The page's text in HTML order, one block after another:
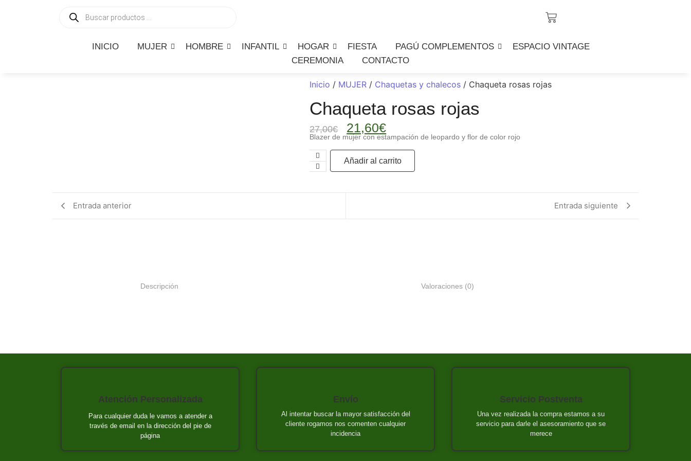
INICIO MUJER HOMBRE INFANTIL HOGAR FIESTA PAGÚ COMPLEMENTOS
ESPACIO VINTAGE
CEREMONIA
CONTACTO
Inicio / MUJER / Chaquetas y chalecos / Chaqueta rosas rojas
Chaqueta rosas rojas
27,00€ 21,60€
Blazer de mujer con estampación de leopardo y flor de color rojo
Añadir al carrito
Entrada anterior Entrada siguiente
Descripción Valoraciones (0)
Atención Personalizada
Para cualquier duda le vamos a atender a
través de email en la dirección del pie de
página
Envío
Al intentar buscar la mayor satisfacción del
cliente rogamos nos comenten cualquier
incidencia
Servicio Postventa
Una vez realizada la compra estamos a su
servicio para darle el asesoramiento que se
merece